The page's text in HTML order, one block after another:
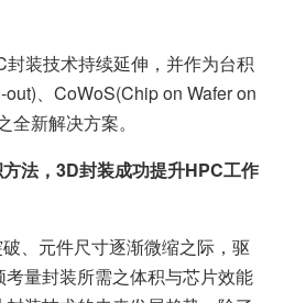
装技术持续延伸，并作为台积
、CoWoS(Chip on Wafer on
新解决方案。
法，3D封装成功提升HPC工作
、元件尺寸逐渐微缩之际，驱
量封装所需之体积与芯片效能